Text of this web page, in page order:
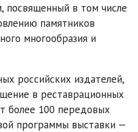
посвященный в том числе
памятников
многообразия и
российских издателей,
в реставрационных
более 100 передовых
программы выставки —